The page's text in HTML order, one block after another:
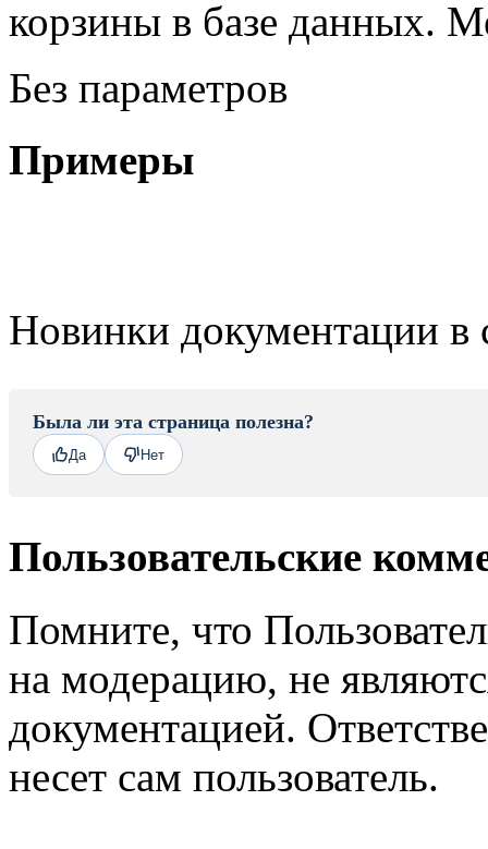
корзины в базе данных.
Без параметров
Примеры
Новинки документации в
Была ли эта страница полезна?
Да Нет
Пользовательские
Помните, что
на модерацию, не
документацией.
несет сам пользователь.